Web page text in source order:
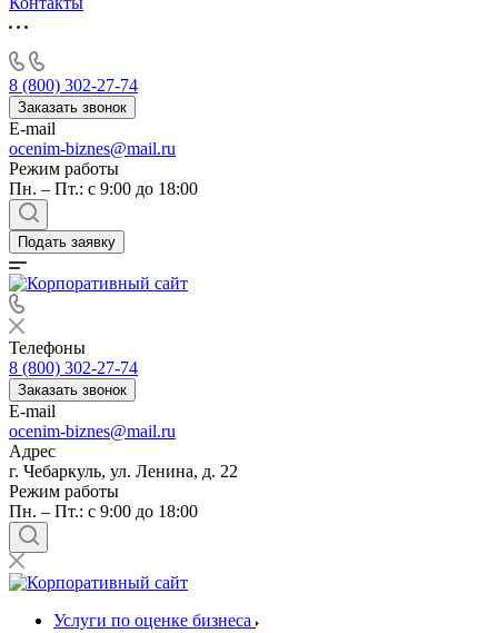
8 (800) 302-27-74
Заказать звонок
E-mail
ocenim-biznes@mail.ru
Режим работы
Пн. – Пт.: с 9:00 до 18:00
Подать заявку
Телефоны
8 (800) 302-27-74
Заказать звонок
E-mail
ocenim-biznes@mail.ru
Адрес
г. Чебаркуль, ул. Ленина, д. 22
Режим работы
Пн. – Пт.: с 9:00 до 18:00
Услуги по оценке бизнеса
Выберите ваш город